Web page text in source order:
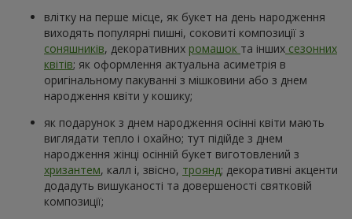
влітку на перше місце, як букет на день народження
виходять популярні пишні, соковиті композиції з
соняшників, декоративних ромашок та інших сезонних
квітів; як оформлення актуальна асиметрія в
оригінальному пакуванні з мішковини або з днем
народження квіти у кошику;
як подарунок з днем народження осінні квіти мають
виглядати тепло і охайно; тут підійде з днем
народження жінці осінній букет виготовлений з
хризантем, калл і, звісно, троянд; декоративні акценти
додадуть вишуканості та довершеності святковій
композиції;